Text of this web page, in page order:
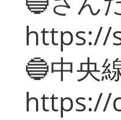
https://
🔵中央
https://